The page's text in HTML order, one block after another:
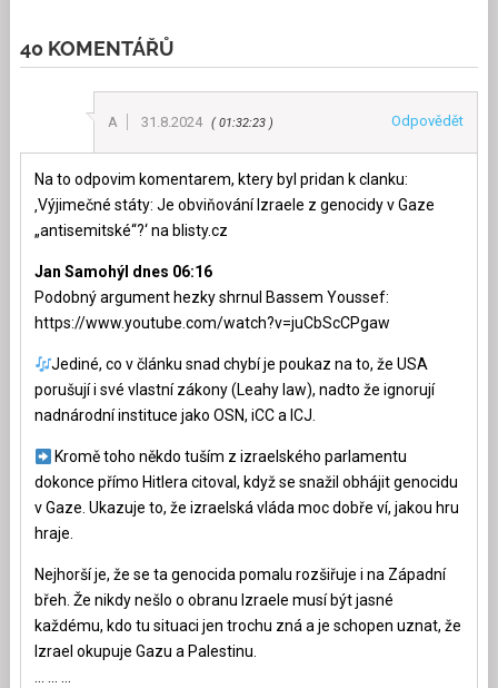
40 KOMENTÁŘŮ
A 31.8.2024 01:32:23 Odpovědět
Na to odpovim komentarem, ktery byl pridan k clanku:
‚Výjimečné státy: Je obviňování Izraele z genocidy v Gaze
„antisemitské“?‘ na blisty.cz
Jan Samohýl dnes 06:16
Podobný argument hezky shrnul Bassem Youssef:
https://www.youtube.com/watch?v=juCbScCPgaw
Jediné, co v článku snad chybí je poukaz na to, že USA
porušují i své vlastní zákony (Leahy law), nadto že ignorují
nadnárodní instituce jako OSN, iCC a ICJ.
Kromě toho někdo tuším z izraelského parlamentu
dokonce přímo Hitlera citoval, když se snažil obhájit genocidu
v Gaze. Ukazuje to, že izraelská vláda moc dobře ví, jakou hru
hraje.
Nejhorší je, že se ta genocida pomalu rozšiřuje i na Západní
břeh. Že nikdy nešlo o obranu Izraele musí být jasné
každému, kdo tu situaci jen trochu zná a je schopen uznat, že
Izrael okupuje Gazu a Palestinu.
… … …